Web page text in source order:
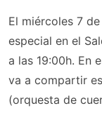
El miércoles 7
especial en el
a las 19:00h. En
va a compartir
(orquesta de